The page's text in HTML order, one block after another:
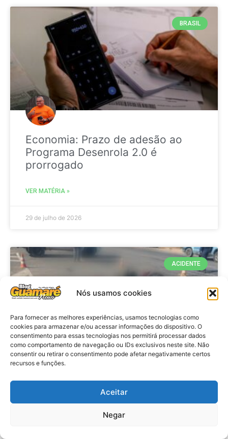
Nós usamos cookies
Para fornecer as melhores experiências, usamos tecnologias como
cookies para armazenar e/ou acessar informações do dispositivo. O
consentimento para essas tecnologias nos permitirá processar dados
como comportamento de navegação ou IDs exclusivos neste site. Não
consentir ou retirar o consentimento pode afetar negativamente certos
recursos e funções.
Aceitar
Negar
BRASIL
Economia: Prazo de adesão ao
Programa Desenrola 2.0 é
prorrogado
VER MATÉRIA »
29 de julho de 2026
ACIDENTE
Acidente: A caminho do trabalho
professora se envolve em
acidente e vai a obito na RN 118
no Alto do Rodrigues, RN